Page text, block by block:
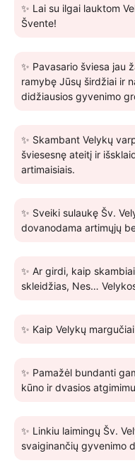
✨ Lai su ilgai lauktom
Švente!
✨ Pavasario šviesa jau
ramybę Jūsų širdžiai ir
didžiausios gyvenimo
✨ Skambant Velykų
šviesesnę ateitį ir
artimaisiais.
✨ Sveiki sulaukę Šv.
dovanodama artimųjų
✨ Ar girdi, kaip
skleidžias, Nes…
✨ Kaip Velykų
✨ Pamažėl bundanti
kūno ir dvasios
✨ Linkiu laimingų Šv.
svaiginančių gyvenimo